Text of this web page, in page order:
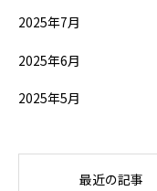
2025年7月
2025年6月
2025年5月
最近の記事